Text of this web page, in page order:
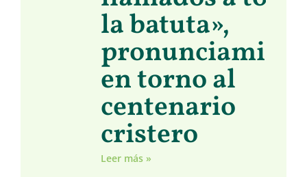
la batuta»,
en torno al
centenario
cristero
Leer más »